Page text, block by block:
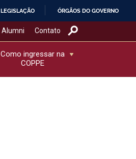
LEGISLAÇÃO ÓRGÃOS DO GOVERNO
Alumni Contato
Como ingressar na
COPPE